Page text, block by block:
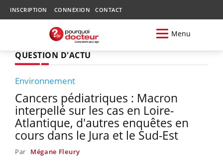
INSCRIPTION CONNEXION CONTACT
Menu
QUESTION D'ACTU
Environnement
Cancers pédiatriques : Macron
interpellé sur les cas en Loire-
Atlantique, d'autres enquêtes en
cours dans le Jura et le Sud-Est
Par Mégane Fleury